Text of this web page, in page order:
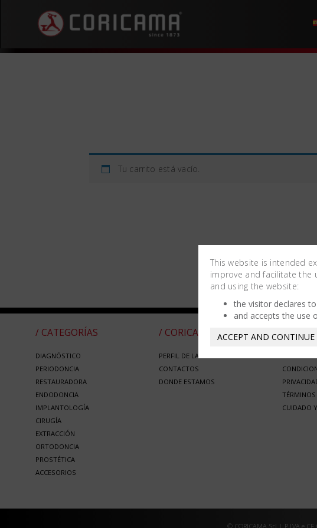
Tu carrito está vacío.
/ CATEGORÍAS
DIAGNÓSTICO
PERIODONCIA
RESTAURADORA
ENDODONCIA
IMPLANTOLOGÍA
CIRUGÍA
EXTRACCIÓN
ORTODONCIA
PROSTÉTICA
ACCESORIOS
/ CORICAMA
PERFIL DE LA EMPRESA
CONTACTOS
DONDE ESTAMOS
/
CUIDADO
© CORICAMA Srl | P.IVA e
This website is intended
improve and facilitate the
and using the website:
the visitor declares
and accepts the use
ACCEPT AND CONTINUE